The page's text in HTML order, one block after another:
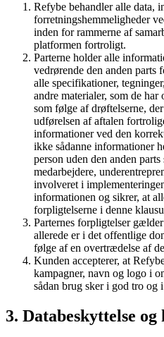
Refybe behandler alle data,
forretningshemmeligheder
inden for rammerne af
platformen fortroligt.
Parterne holder alle
vedrørende den anden parts
alle specifikationer,
andre materialer, som de
som følge af drøftelserne,
udførelsen af aftalen
informationer ved den
ikke sådanne informationer
person uden den anden
medarbejdere,
involveret i
informationen og sikrer, at
forpligtelserne i denne
Parternes forpligtelser
allerede er i det offentlige
følge af en overtrædelse af
Kunden accepterer, at
kampagner, navn og logo i
sådan brug sker i god tro og
3. Databeskyttelse og